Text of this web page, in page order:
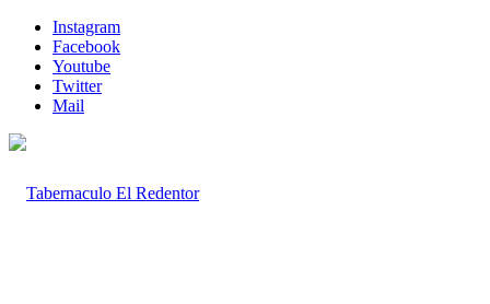
Instagram
Facebook
Youtube
Twitter
Mail